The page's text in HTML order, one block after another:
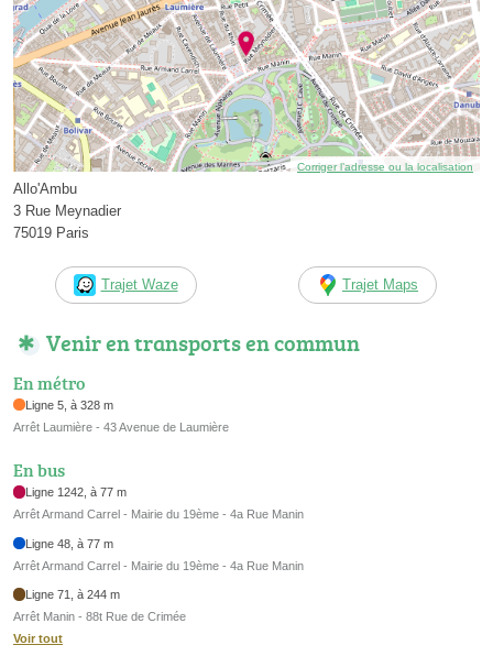
Corriger l’adresse ou la localisation
Allo'Ambu
3 Rue Meynadier
75019 Paris
Trajet Waze Trajet Maps
Venir en transports en commun
En métro
Ligne 5, à 328 m
Arrêt Laumière - 43 Avenue de Laumière
En bus
Ligne 1242, à 77 m
Arrêt Armand Carrel - Mairie du 19ème - 4a Rue Manin
Ligne 48, à 77 m
Arrêt Armand Carrel - Mairie du 19ème - 4a Rue Manin
Ligne 71, à 244 m
Arrêt Manin - 88t Rue de Crimée
Voir tout